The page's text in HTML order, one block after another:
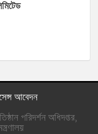
আবেদন
পরিদর্শন অধিদপ্তর,